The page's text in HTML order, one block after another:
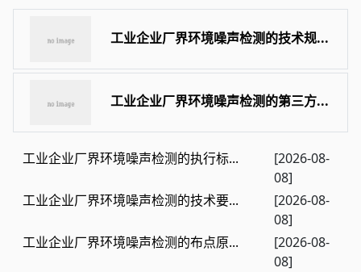
工业企业厂界环境噪声检测的技术规...
工业企业厂界环境噪声检测的第三方...
工业企业厂界环境噪声检测的执行标...
[2026-08-
08]
工业企业厂界环境噪声检测的技术要...
[2026-08-
08]
工业企业厂界环境噪声检测的布点原...
[2026-08-
08]